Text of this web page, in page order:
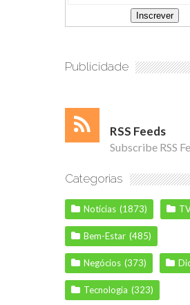
Publicidade
RSS Feeds
Subscribe RSS
Categorias
Notícias (1873)
Bem-Estar (485)
Negócios (373)
Tecnologia (323)